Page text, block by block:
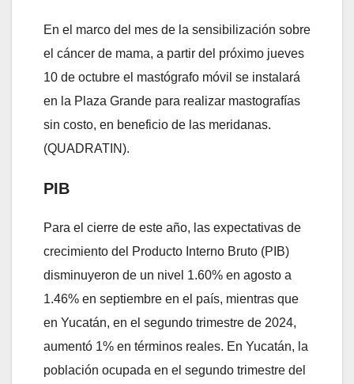
En el marco del mes de la sensibilización sobre
el cáncer de mama, a partir del próximo jueves
10 de octubre el mastógrafo móvil se instalará
en la Plaza Grande para realizar mastografías
sin costo, en beneficio de las meridanas.
(QUADRATIN).
PIB
Para el cierre de este año, las expectativas de
crecimiento del Producto Interno Bruto (PIB)
disminuyeron de un nivel 1.60% en agosto a
1.46% en septiembre en el país, mientras que
en Yucatán, en el segundo trimestre de 2024,
aumentó 1% en términos reales. En Yucatán, la
población ocupada en el segundo trimestre del